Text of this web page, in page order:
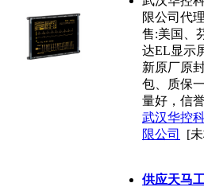
限公司代
售:美国、
达EL显示
新原厂原
包、质保
量好，信
武汉华控
限公司
[
供应天马